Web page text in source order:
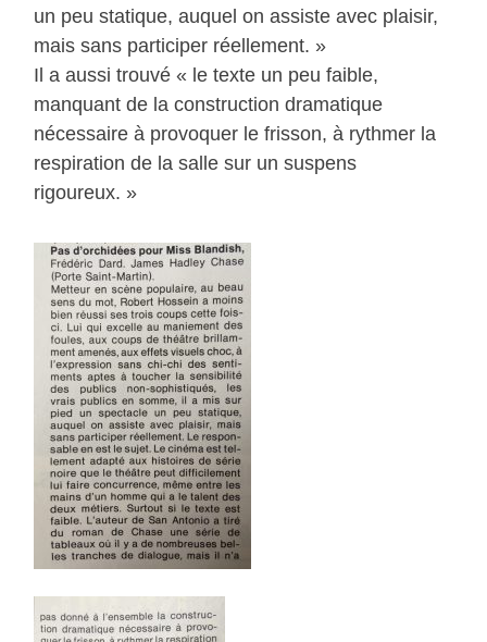
un peu statique, auquel on assiste avec plaisir,
mais sans participer réellement. »
Il a aussi trouvé « le texte un peu faible,
manquant de la construction dramatique
nécessaire à provoquer le frisson, à rythmer la
respiration de la salle sur un suspens
rigoureux. »